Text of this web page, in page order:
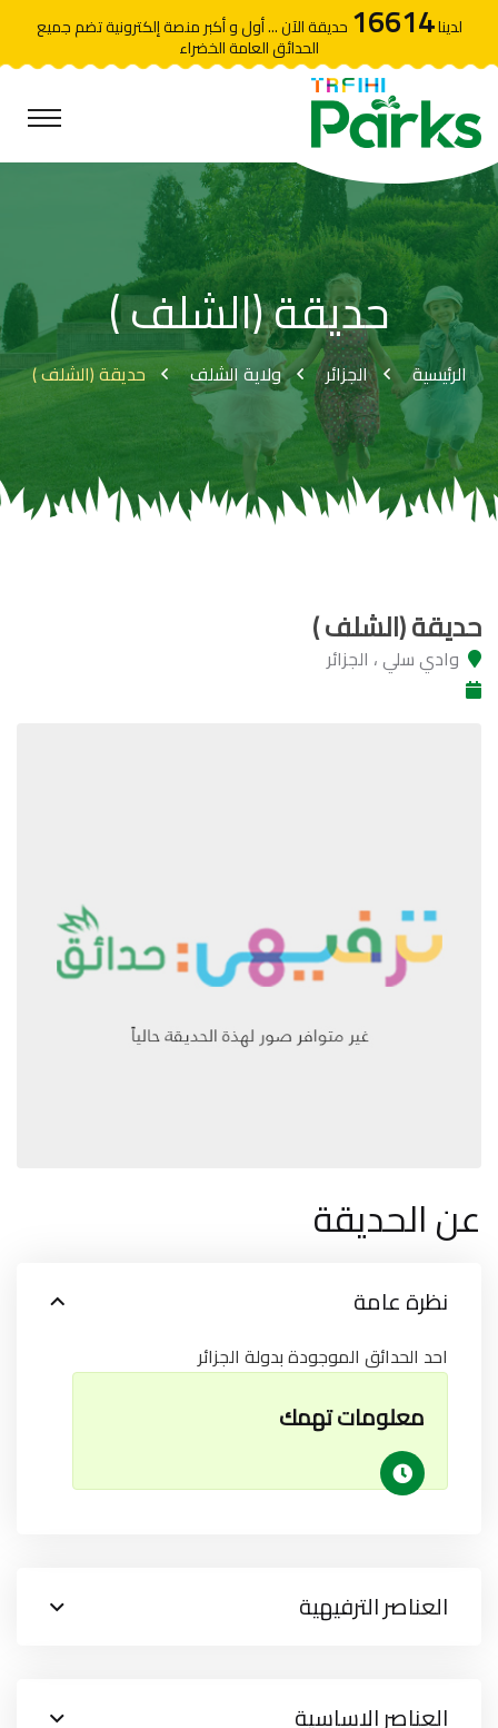
لدينا16614 حديقة الآن ... أول و أكبر منصة إلكترونية تضم جميع
الحدائق العامة الخضراء
حديقة (الشلف )
الرئيسية الجزائر ولاية الشلف حديقة (الشلف )
حديقة (الشلف )
وادي سلي ، الجزائر
عن الحديقة
نظرة عامة
احد الحدائق الموجودة بدولة الجزائر
معلومات تهمك
العناصر الترفيهية
العناصر الاساسية